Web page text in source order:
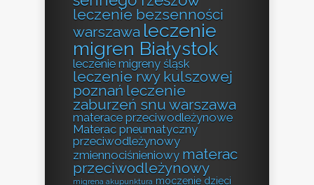
leczenie bezsenności
warszawa leczenie
migren Białystok
leczenie migreny śląsk
leczenie rwy kulszowej
poznań leczenie
zaburzeń snu warszawa
materace przeciwodleżynowe
Materac pneumatyczny
przeciwodleżynowy
zmiennociśnieniowy materac
przeciwodleżynowy
migrena akupunktura moczenie dzieci